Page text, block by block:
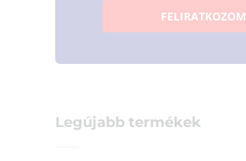
FELIRATKOZOM
Legújabb termékek